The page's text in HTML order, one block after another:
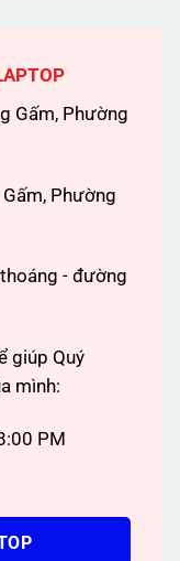
Gấm, Phường
Phường
- đường
giúp Quý
mình:
PM